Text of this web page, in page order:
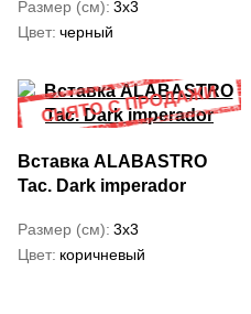
Размер (см) 3x3
Цвет черный
Вставка ALABASTRO
Tac. Dark imperador
Размер (см) 3x3
Цвет коричневый